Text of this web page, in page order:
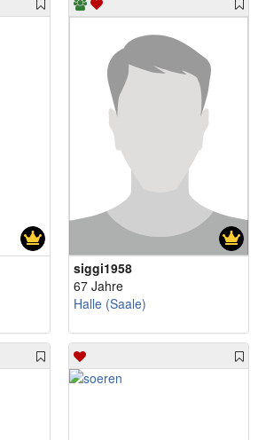
siggi1958
67 Jahre
Halle (Saale)